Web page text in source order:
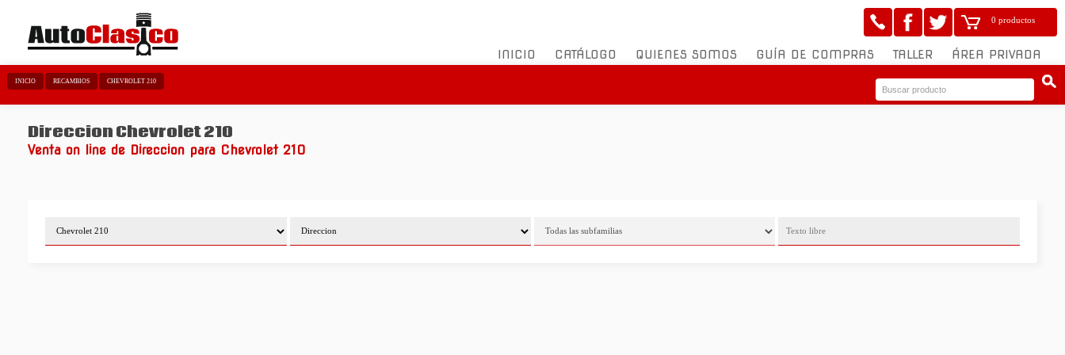
0 productos
INICIO CATÁLOGO QUIENES SOMOS GUÍA DE COMPRAS TALLER ÁREA PRIVADA
INICIO RECAMBIOS CHEVROLET 210
Direccion Chevrolet 210
Venta on line de Direccion para Chevrolet 210